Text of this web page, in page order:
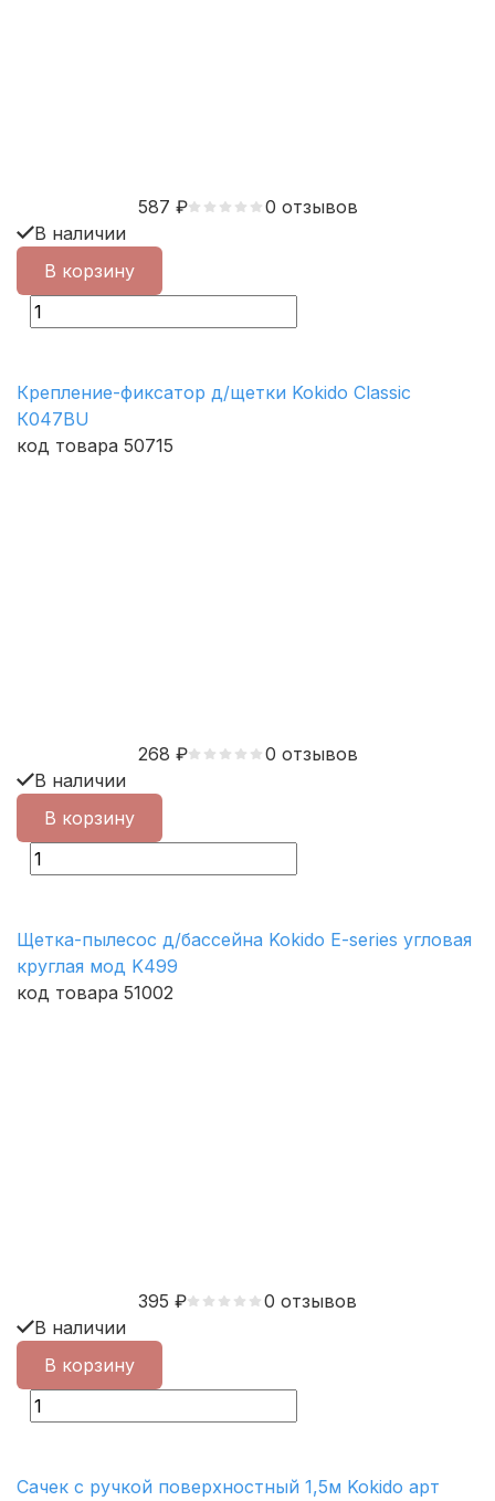
587 ₽
0 отзывов
В наличии
В корзину
Крепление-фиксатор д/щетки Kokido Classic
К047BU
код товара 50715
268 ₽
0 отзывов
В наличии
В корзину
Щетка-пылесос д/бассейна Kokido E-series угловая
круглая мод K499
код товара 51002
395 ₽
0 отзывов
В наличии
В корзину
Сачек с ручкой поверхностный 1,5м Kokido арт